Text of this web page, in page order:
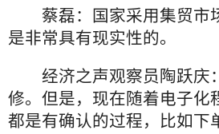
蔡磊：国家采用集贸市
是非常具有现实性的。
经济之声观察员陶跃庆
修。但是，现在随着电子化
都是有确认的过程，比如下